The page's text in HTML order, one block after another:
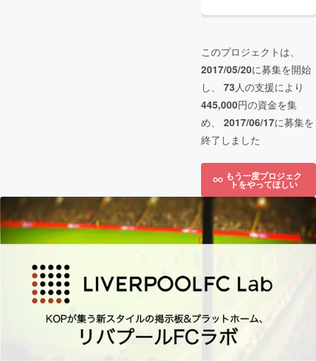
このプロジェクトは、
2017/05/20に募集を開始
し、 73人の支援により
445,000円の資金を集
め、 2017/06/17に募集を
終了しました
もう一度プロジェク
トをやってほしい